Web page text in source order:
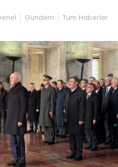
Gündem Tüm Haberler